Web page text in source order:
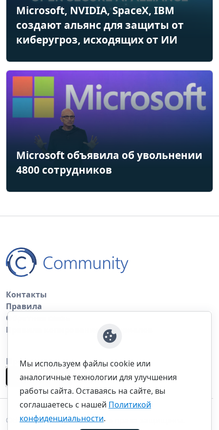
Microsoft, NVIDIA, SpaceX, IBM
создают альянс для защиты от
киберугроз, исходящих от ИИ
Microsoft объявила об увольнении
4800 сотрудников
Контакты
Правила
Обратная связь
Правила копирования материалов
Приложение
©thecommunity.ru 2026. Все права защищены.
Мы используем файлы cookie или
аналогичные технологии для улучшения
работы сайта. Оставаясь на сайте, вы
соглашаетесь с нашей Политикой
конфиденциальности.